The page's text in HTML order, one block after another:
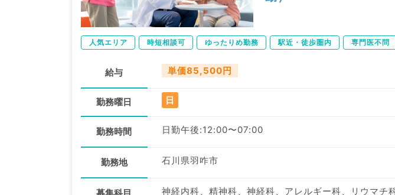
人気エリア 時短相談可 ゆったりめ勤務 駅近・徒歩圏内 専門医不問
給与 単価85,500円
勤務曜日 日
勤務時間 日勤午後:12:00〜07:00
勤務地 石川県羽咋市